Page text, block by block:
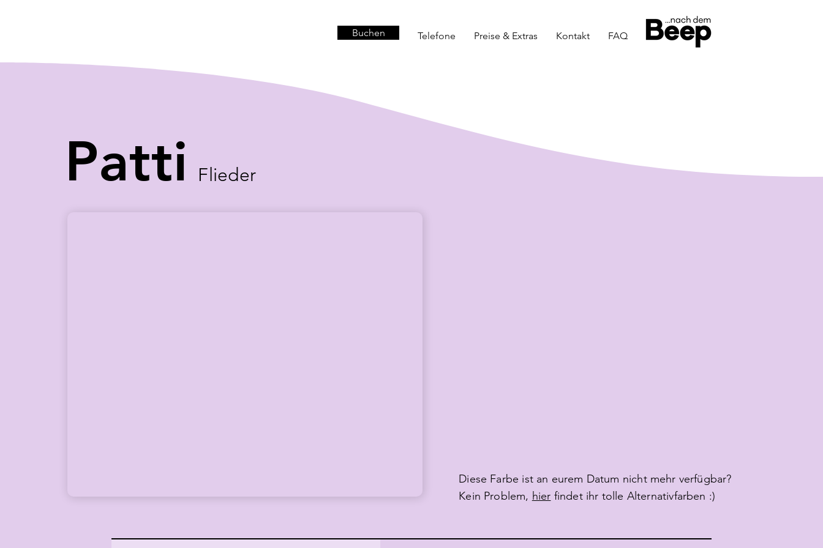
Buchen Telefone Preise & Extras Kontakt FAQ
Buchen
Flieder
Patti
Diese Farbe ist an eurem Datum nicht mehr verfügbar?
Kein Problem, hier findet ihr tolle Alternativfarben :)